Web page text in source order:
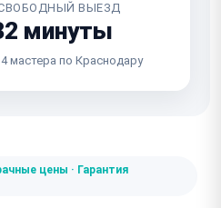
ВЫЕЗД
минуты
мастера по Краснодару
цены · Гарантия